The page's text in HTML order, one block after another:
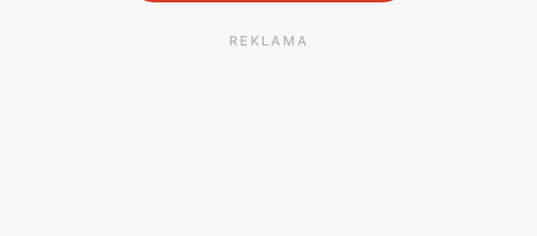
REKLAMA